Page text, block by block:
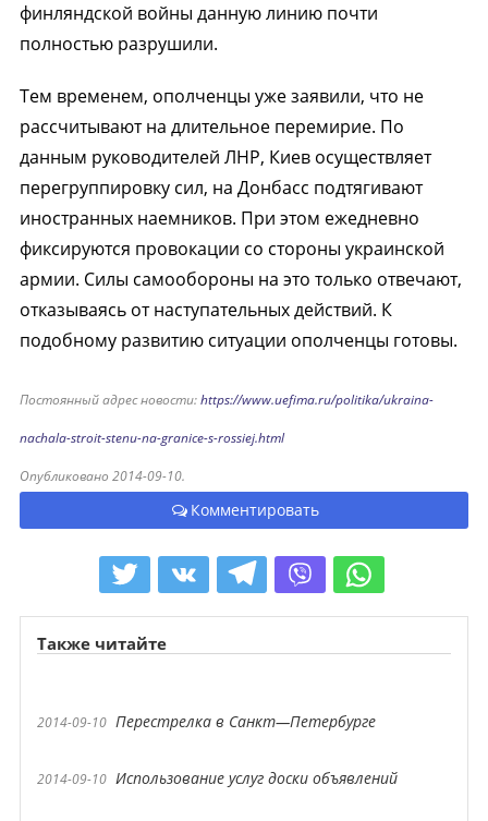
финляндской войны данную линию почти
полностью разрушили.
Тем временем, ополченцы уже заявили, что не
рассчитывают на длительное перемирие. По
данным руководителей ЛНР, Киев осуществляет
перегруппировку сил, на Донбасс подтягивают
иностранных наемников. При этом ежедневно
фиксируются провокации со стороны украинской
армии. Силы самообороны на это только отвечают,
отказываясь от наступательных действий. К
подобному развитию ситуации ополченцы готовы.
Постоянный адрес новости:https://www.uefima.ru/politika/ukraina-
nachala-stroit-stenu-na-granice-s-rossiej.html
Опубликовано 2014-09-10.
Комментировать
Также читайте
2014-09-10 Перестрелка в Санкт—Петербурге
2014-09-10 Использование услуг доски объявлений